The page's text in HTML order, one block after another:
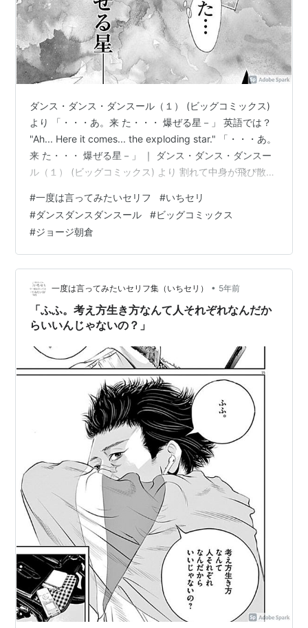
ダンス・ダンス・ダンスール（１） (ビッグコミックス)
より 「・・・あ。来 た・・・ 爆ぜる星－」 英語では？
"Ah... Here it comes... the exploding star." 「・・・あ。
来 た・・・ 爆ぜる星－」 ｜ ダンス・ダンス・ダンスー
ル（１） (ビッグコミックス) より 割れて中身が飛び散
チッと外に出る。 って言葉では収まらない感じ。 主人
公・村尾潤平は中学二年生。幼い頃にバレエに魅了され
るも、父の死をきっかけに「男らしくならねば」とその
道を諦める。バレエへの未練を隠しながら格闘技・ジー
クンドーを習い、クラ…
#一度は言ってみたいセリフ #いちセリ
#ダンスダンスダンスール #ビッグコミックス
#ジョージ朝倉
一度は言ってみたいセリフ集（いちセリ） • 5年前
「ふふ。考え方生き方なんて人それぞれなんだか
らいいんじゃないの？」